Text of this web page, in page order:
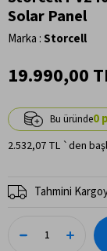
Solar Panel
Marka :Storcell
19.990,00
0
2.532,07 TL `den
Tahmini